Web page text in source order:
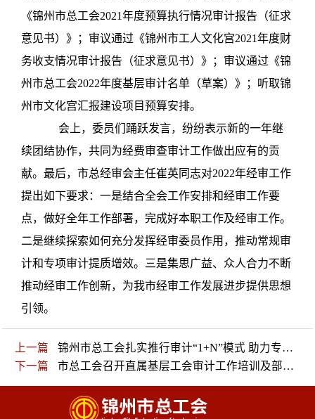
《锦州市总工会2021年度预算执行情况审计报告（征求
意见书）》；审议通过《锦州市工人文化宫2021年度财
务收支情况审计报告（征求意见书）》；审议通过《锦
州市总工会2022年度基层审计名单（草案）》；听取锦
州市文化宫汇报建设项目预算安排。
会上，委员们踊跃发言，纷纷表示新的一年继
续团结协作，共同为经费审查审计工作做出应有的贡
献。最后，市总经审会主任崔英同志对2022年经审工作
提出如下要求：一是结合全会工作安排和经审工作要
点，做好全年工作部署，完成好本职工作及经审工作。
二是继续探索如何充分发挥经审委员作用，推动常规审
计和专项审计提质增效。三是集思广益、众人合力不断
推动经审工作创新，为我市经审工作发展进步提供思想
引领。
上一篇
锦州市总工会扎实推行审计“1+N”模式 助力专项资金落地生效
下一篇
市总工会召开直属基层工会审计工作培训及部署会